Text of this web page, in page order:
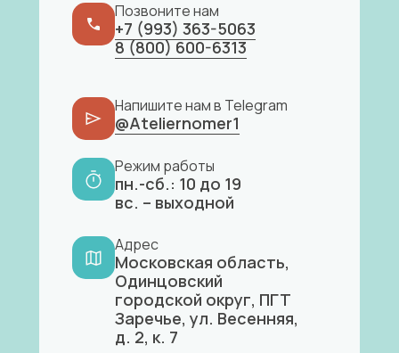
Позвоните нам
+7 (993) 363-5063
8 (800) 600-6313
Напишите нам в Telegram
@Ateliernomer1
Адрес
Московская область,
Одинцовский
городской округ, ПГТ
Заречье, ул. Весенняя,
д. 2, к. 7
Режим работы
пн.-сб.: 10 до 19
вс. – выходной